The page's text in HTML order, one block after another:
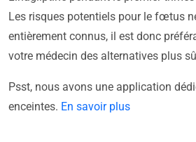
Les risques potentiels pour le fœtus
entièrement connus, il est donc
votre médecin des alternatives plus
Psst, nous avons une application
enceintes. En savoir plus